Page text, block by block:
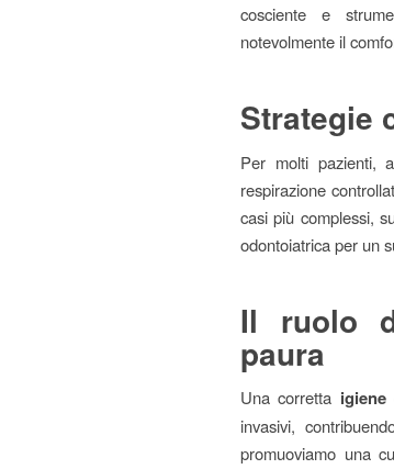
cosciente e
notevolmente il
Strategie
Per molti pazienti,
respirazione
casi più complessi,
odontoiatrica per un
Il ruolo
paura
Una corretta igiene
invasivi,
promuoviamo una